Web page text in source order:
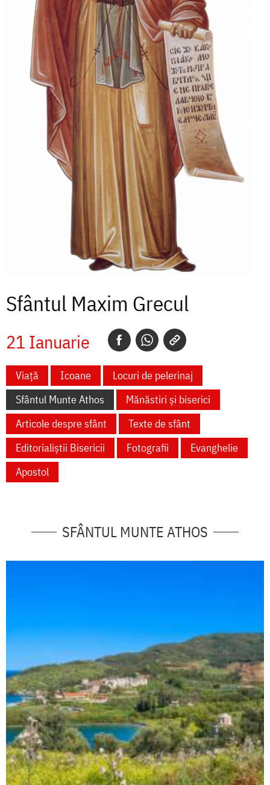
Sfântul Maxim Grecul
21 Ianuarie
Viață Icoane
Locuri de pelerinaj
Sfântul Munte Athos
Mănăstiri și biserici
Articole despre sfânt
Texte de sfânt
Editorialiștii Bisericii
Fotografii
Evanghelie
Apostol
SFÂNTUL MUNTE ATHOS